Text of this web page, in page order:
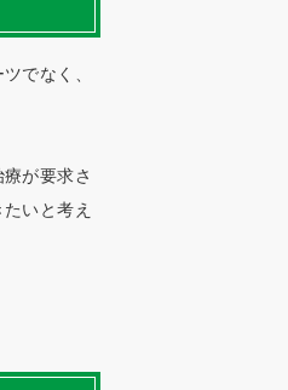
でなく、
が要求さ
いと考え